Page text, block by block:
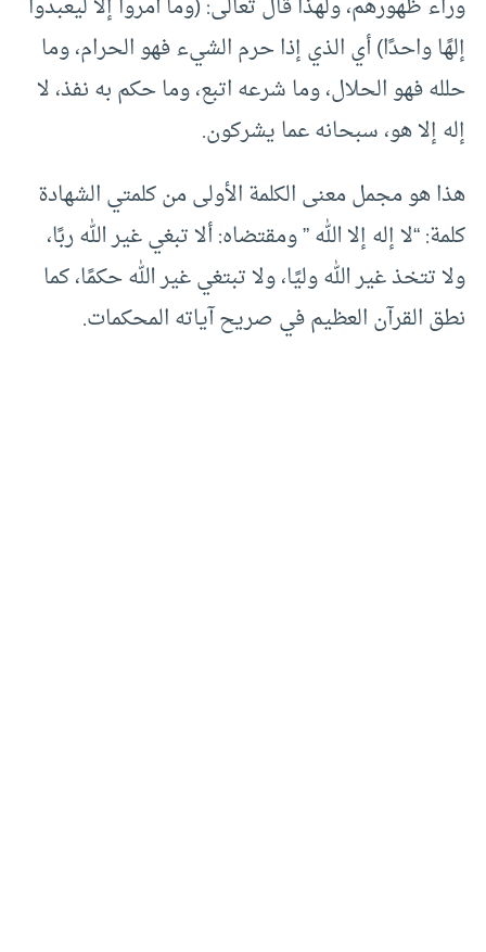
وراء ظهورهم، ولهذا قال تعالى: (وما أمروا إلا ليعبدوا
إلهًا واحدًا) أي الذي إذا حرم الشيء فهو الحرام، وما
حلله فهو الحلال، وما شرعه اتبع، وما حكم به نفذ، لا
إله إلا هو، سبحانه عما يشركون.
هذا هو مجمل معنى الكلمة الأولى من كلمتي الشهادة
كلمة: “لا إله إلا الله ” ومقتضاه: ألا تبغي غير الله ربًا،
ولا تتخذ غير الله وليًا، ولا تبتغي غير الله حكمًا، كما
نطق القرآن العظيم في صريح آياته المحكمات.